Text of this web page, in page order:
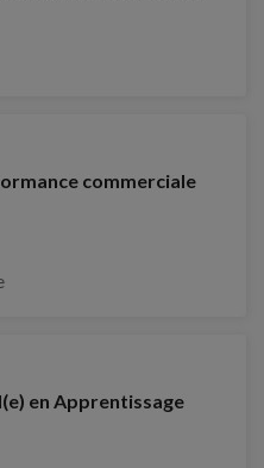
commerciale
en Apprentissage